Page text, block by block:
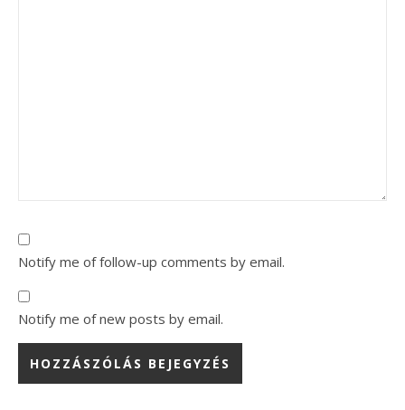
Notify me of follow-up comments by email.
Notify me of new posts by email.